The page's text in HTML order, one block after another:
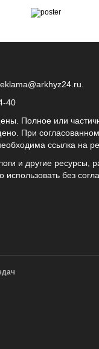
Полное или
При
ссылка на
и другие ресурсы,
без